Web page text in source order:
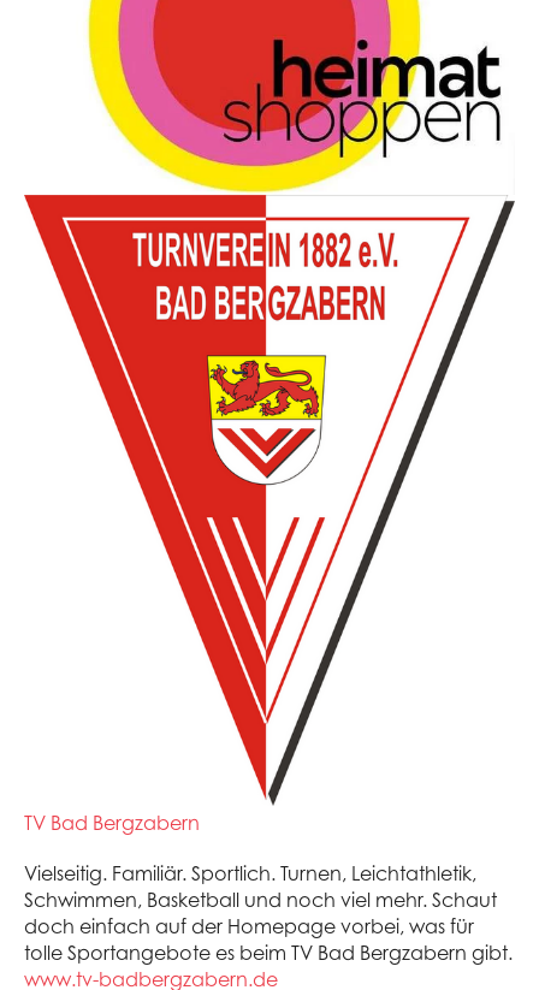
TV Bad Bergzabern
Vielseitig. Familiär. Sportlich. Turnen, Leichtathletik,
Schwimmen, Basketball und noch viel mehr. Schaut
doch einfach auf der Homepage vorbei, was für
tolle Sportangebote es beim TV Bad Bergzabern gibt.
www.tv-badbergzabern.de